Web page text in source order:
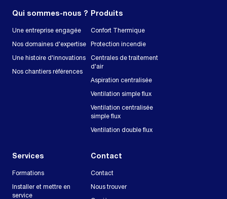
Qui sommes-nous ?
Une entreprise engagée
Nos domaines d'expertise
Une histoire d'innovations
Nos chantiers références
Produits
Confort Thermique
Protection incendie
Centrales de traitement
d'air
Aspiration centralisée
Ventilation simple flux
Ventilation centralisée
simple flux
Ventilation double flux
Services
Formations
Installer et mettre en
service
Contact
Contact
Nous trouver